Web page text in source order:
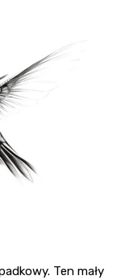
Ten mały